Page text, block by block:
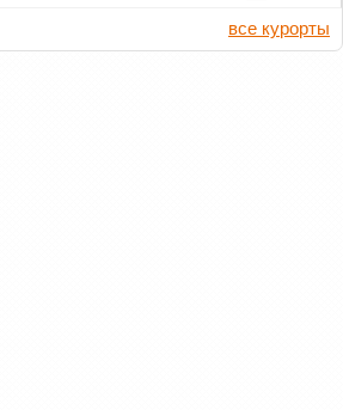
все курорты